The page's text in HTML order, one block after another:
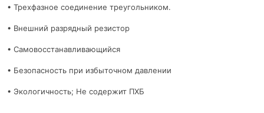
• Трехфазное соединение треугольником.
• Внешний разрядный резистор
• Самовосстанавливающийся
• Безопасность при избыточном давлении
• Экологичность; Не содержит ПХБ